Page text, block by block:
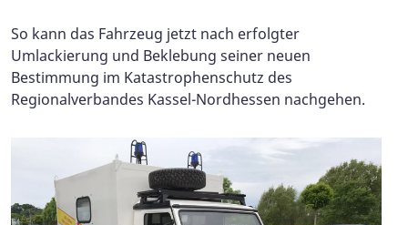
So kann das Fahrzeug jetzt nach erfolgter
Umlackierung und Beklebung seiner neuen
Bestimmung im Katastrophenschutz des
Regionalverbandes Kassel-Nordhessen nachgehen.